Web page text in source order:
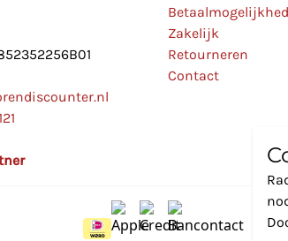
Zakelijk
Retourneren
Contact